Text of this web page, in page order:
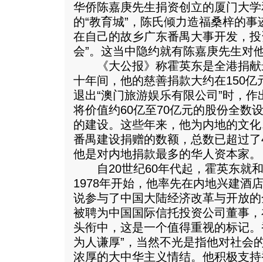
华侨陈嘉庚先生捐资创立的厦门大
的“教育城”，陈氏倾力造福桑梓的
在自己的故乡广东番禺大事开发，
会”。这当中隐约就有陈嘉庚先生对
《大公报》称霍英东是全港捐献
十年间，他的慈善捐款大约在150亿
退出“澳门旅游娱乐有限公司”时，
将价值约60亿至70亿元的股份全数
的建设。这些年来，他为内地的文
番禺建设捐赠的数额，总数已超过
他是对内地捐款最多的华人资本家。
自20世纪60年代起，霍英东就和
1978年开始，他率先在内地兴建酒
说参与了中国大陆经济改革与开放
被聘为中国国际信托投资公司董事
头衔中，这是一个值得重视的标记
为人谦厚”，当然不光是指他对社会
浓厚的大中华主义情结。他积极支